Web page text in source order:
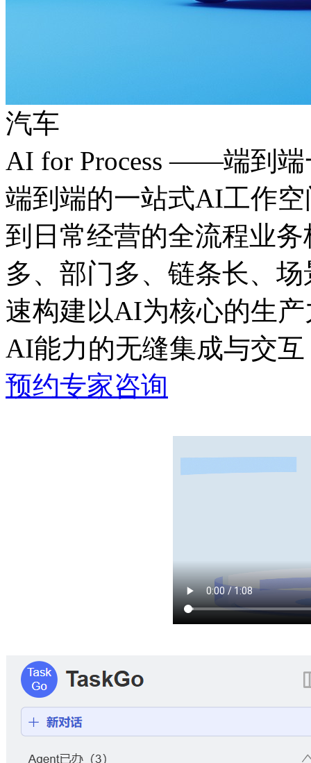
汽车
AI for Process ——端到
端到端的一站式AI工作
到日常经营的全流程业务
多、部门多、链条长
速构建以AI为核心的生产
AI能力的无缝集成与交互
预约专家咨询